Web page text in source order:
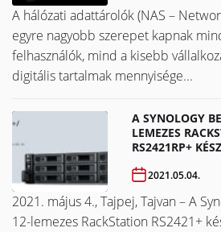
A hálózati adattárolók (NAS –
egyre nagyobb szerepet kapnak
felhasználók, mind a kisebb
digitális tartalmak mennyisége...
A SYNOLOGY
LEMEZES
RS2421RP+
2021.05.04.
2021. május 4., Tajpej, Tajvan – A
12-lemezes RackStation RS2421+